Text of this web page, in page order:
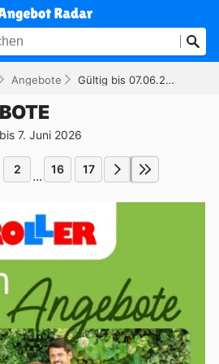
Angebote Gültig bis 07.06.2026
7. Juni 2026
2 ... 16 17